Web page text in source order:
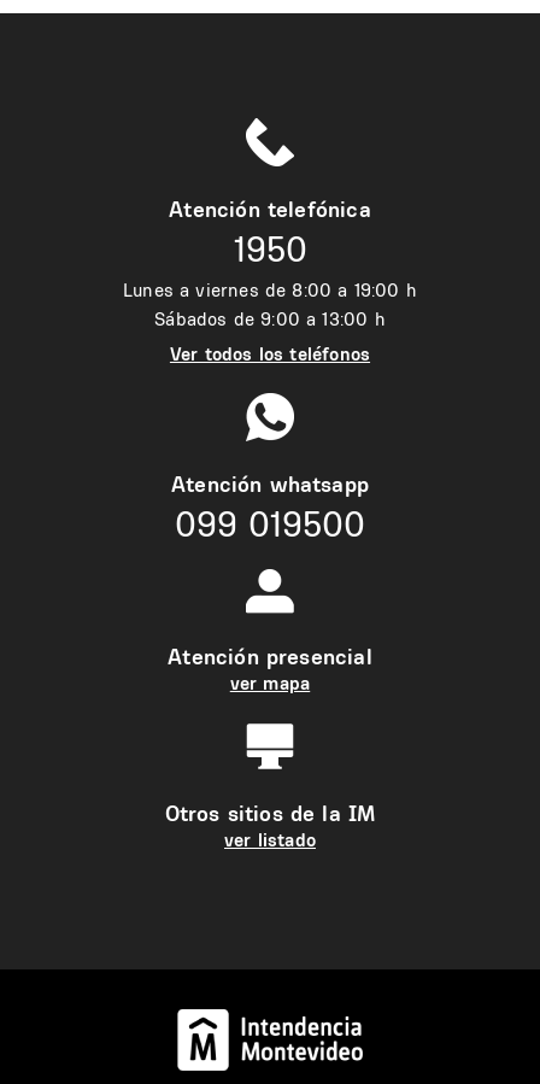
Atención telefónica
1950
Lunes a viernes de 8:00 a 19:00 h
Sábados de 9:00 a 13:00 h
Ver todos los teléfonos
Atención whatsapp
099 019500
Atención presencial
ver mapa
Otros sitios de la IM
ver listado